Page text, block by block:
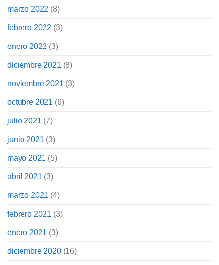
marzo 2022 (8)
febrero 2022 (3)
enero 2022 (3)
diciembre 2021 (8)
noviembre 2021 (3)
octubre 2021 (6)
julio 2021 (7)
junio 2021 (3)
mayo 2021 (5)
abril 2021 (3)
marzo 2021 (4)
febrero 2021 (3)
enero 2021 (3)
diciembre 2020 (16)